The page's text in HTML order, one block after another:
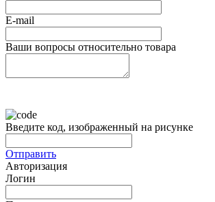
E-mail
Ваши вопросы относительно товара
Введите код, изображенный на рисунке
Отправить
Авторизация
Логин